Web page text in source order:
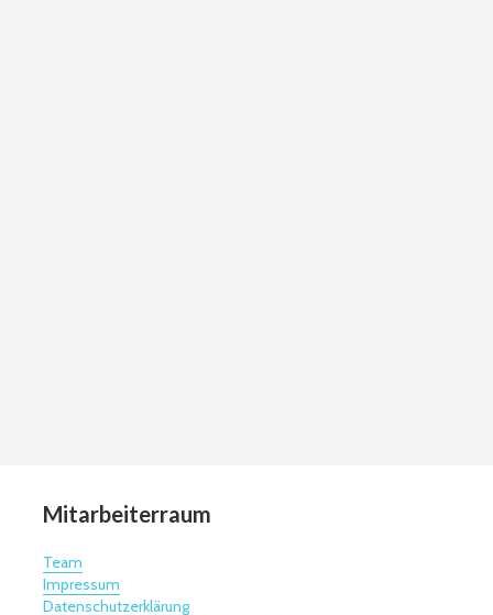
Mitarbeiterraum
Team
Impressum
Datenschutzerklärung